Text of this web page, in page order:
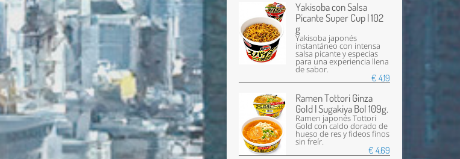
Yakisoba con Salsa
Picante Super Cup | 102
g
Yakisoba japonés
instantáneo con intensa
salsa picante y especias
para una experiencia llena
de sabor.
€ 4,19
Ramen Tottori Ginza
Gold | Sugakiya Bol 109g.
Ramen japonés Tottori
Gold con caldo dorado de
hueso de res y fideos finos
sin freír.
€ 4,69